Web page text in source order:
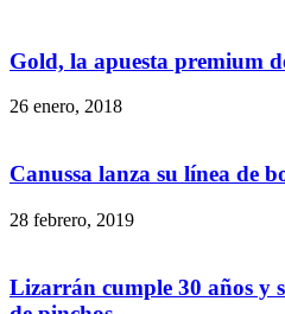
Gold, la apuesta premium
26 enero, 2018
Canussa lanza su línea de
28 febrero, 2019
Lizarrán cumple 30 años y